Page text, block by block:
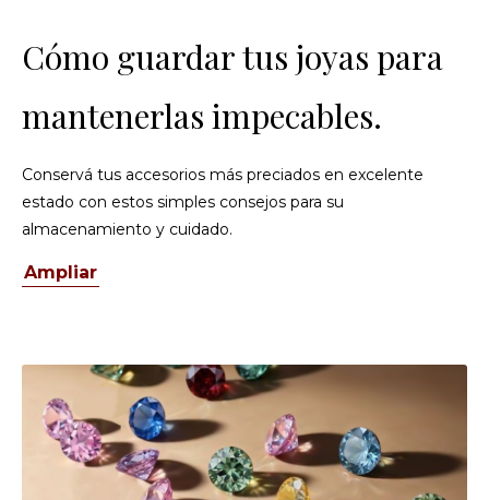
Cómo guardar tus joyas para
mantenerlas impecables.
Conservá tus accesorios más preciados en excelente
estado con estos simples consejos para su
almacenamiento y cuidado.
Ampliar